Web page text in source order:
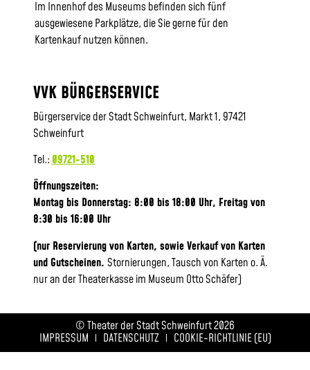
Im Innenhof des Museums befinden sich fünf
ausgewiesene Parkplätze, die Sie gerne für den
Kartenkauf nutzen können.
VVK BÜRGERSERVICE
Bürgerservice der Stadt Schweinfurt, Markt 1, 97421
Schweinfurt
Tel.: 09721-510
Öffnungszeiten:
Montag bis Donnerstag: 8:00 bis 18:00 Uhr, Freitag von
8:30 bis 16:00 Uhr
(nur Reservierung von Karten, sowie Verkauf von Karten
und Gutscheinen. Stornierungen, Tausch von Karten o. Ä.
nur an der Theaterkasse im Museum Otto Schäfer)
© Theater der Stadt Schweinfurt 2026
IMPRESSUM
DATENSCHUTZ COOKIE-RICHTLINIE (EU)